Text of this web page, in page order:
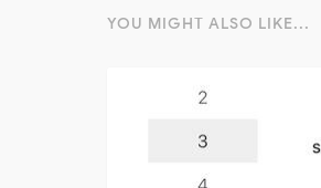
YOU MIGHT ALSO LIKE...